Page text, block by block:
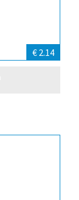
€ 2.14